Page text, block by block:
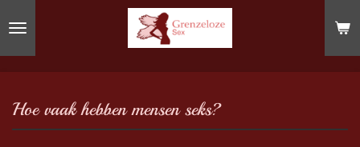
hoofdinhoud
Hoe vaak hebben mensen seks?